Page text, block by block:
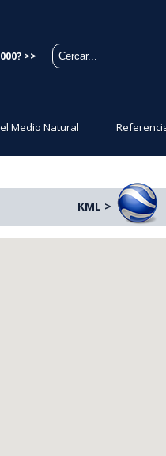
>>
Medio Natural
KML >